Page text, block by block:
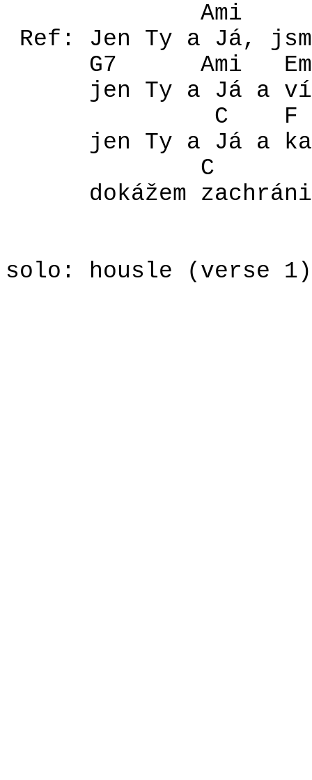
Ami
Ref: Jen Ty a Já,
G7
Ami
jen Ty a Já a
C
F
jen Ty a Já a
C
dokážem
solo: housle (verse